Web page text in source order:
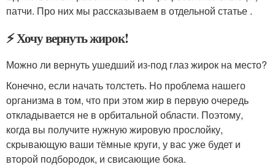
патчи. Про них мы рассказываем в отдельной статье .
⚡ Хочу вернуть жирок!
Можно ли вернуть ушедший из-под глаз жирок на место?
Конечно, если начать толстеть. Но проблема нашего
организма в том, что при этом жир в первую очередь
откладывается не в орбитальной области. Поэтому,
когда вы получите нужную жировую прослойку,
скрывающую ваши тёмные круги, у вас уже будет и
второй подбородок, и свисающие бока.